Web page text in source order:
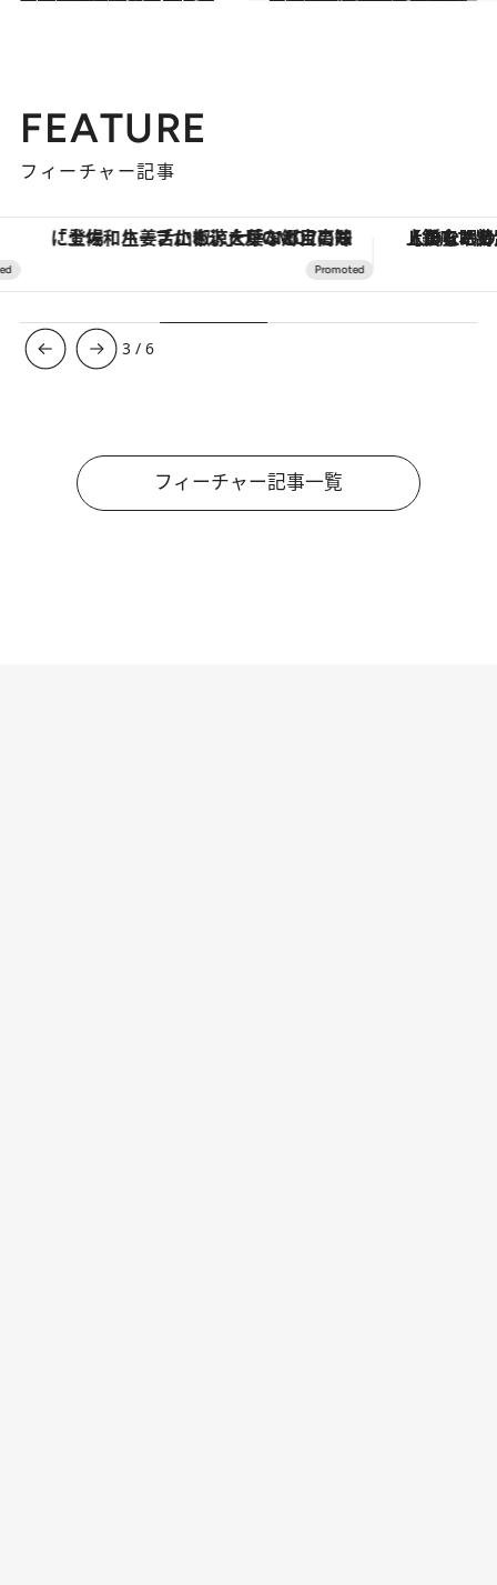
FEATURE
フィーチャー記事
「土佐和ハーブかき氷」がOMO7高知に登場！生姜、山椒、大葉など目にも舌にも涼を呼ぶ郷土の味 【銀座で出合う最旬美容】美髪ケアや上質
3 /6
フィーチャー記事一覧